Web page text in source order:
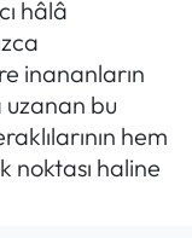
hâlâ
inananların
uzanan bu
hem
haline